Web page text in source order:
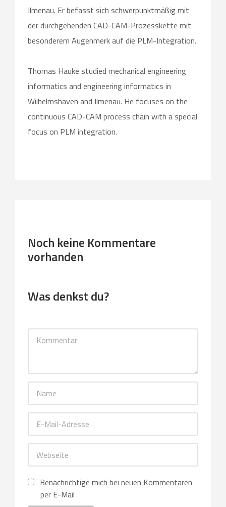
Ilmenau. Er befasst sich schwerpunktmäßig mit
der durchgehenden CAD-CAM-Prozesskette mit
besonderem Augenmerk auf die PLM-Integration.
Thomas Hauke studied mechanical engineering
informatics and engineering informatics in
Wilhelmshaven and Ilmenau. He focuses on the
continuous CAD-CAM process chain with a special
focus on PLM integration.
Noch keine Kommentare
vorhanden
Was denkst du?
Benachrichtige mich bei neuen Kommentaren
per E-Mail